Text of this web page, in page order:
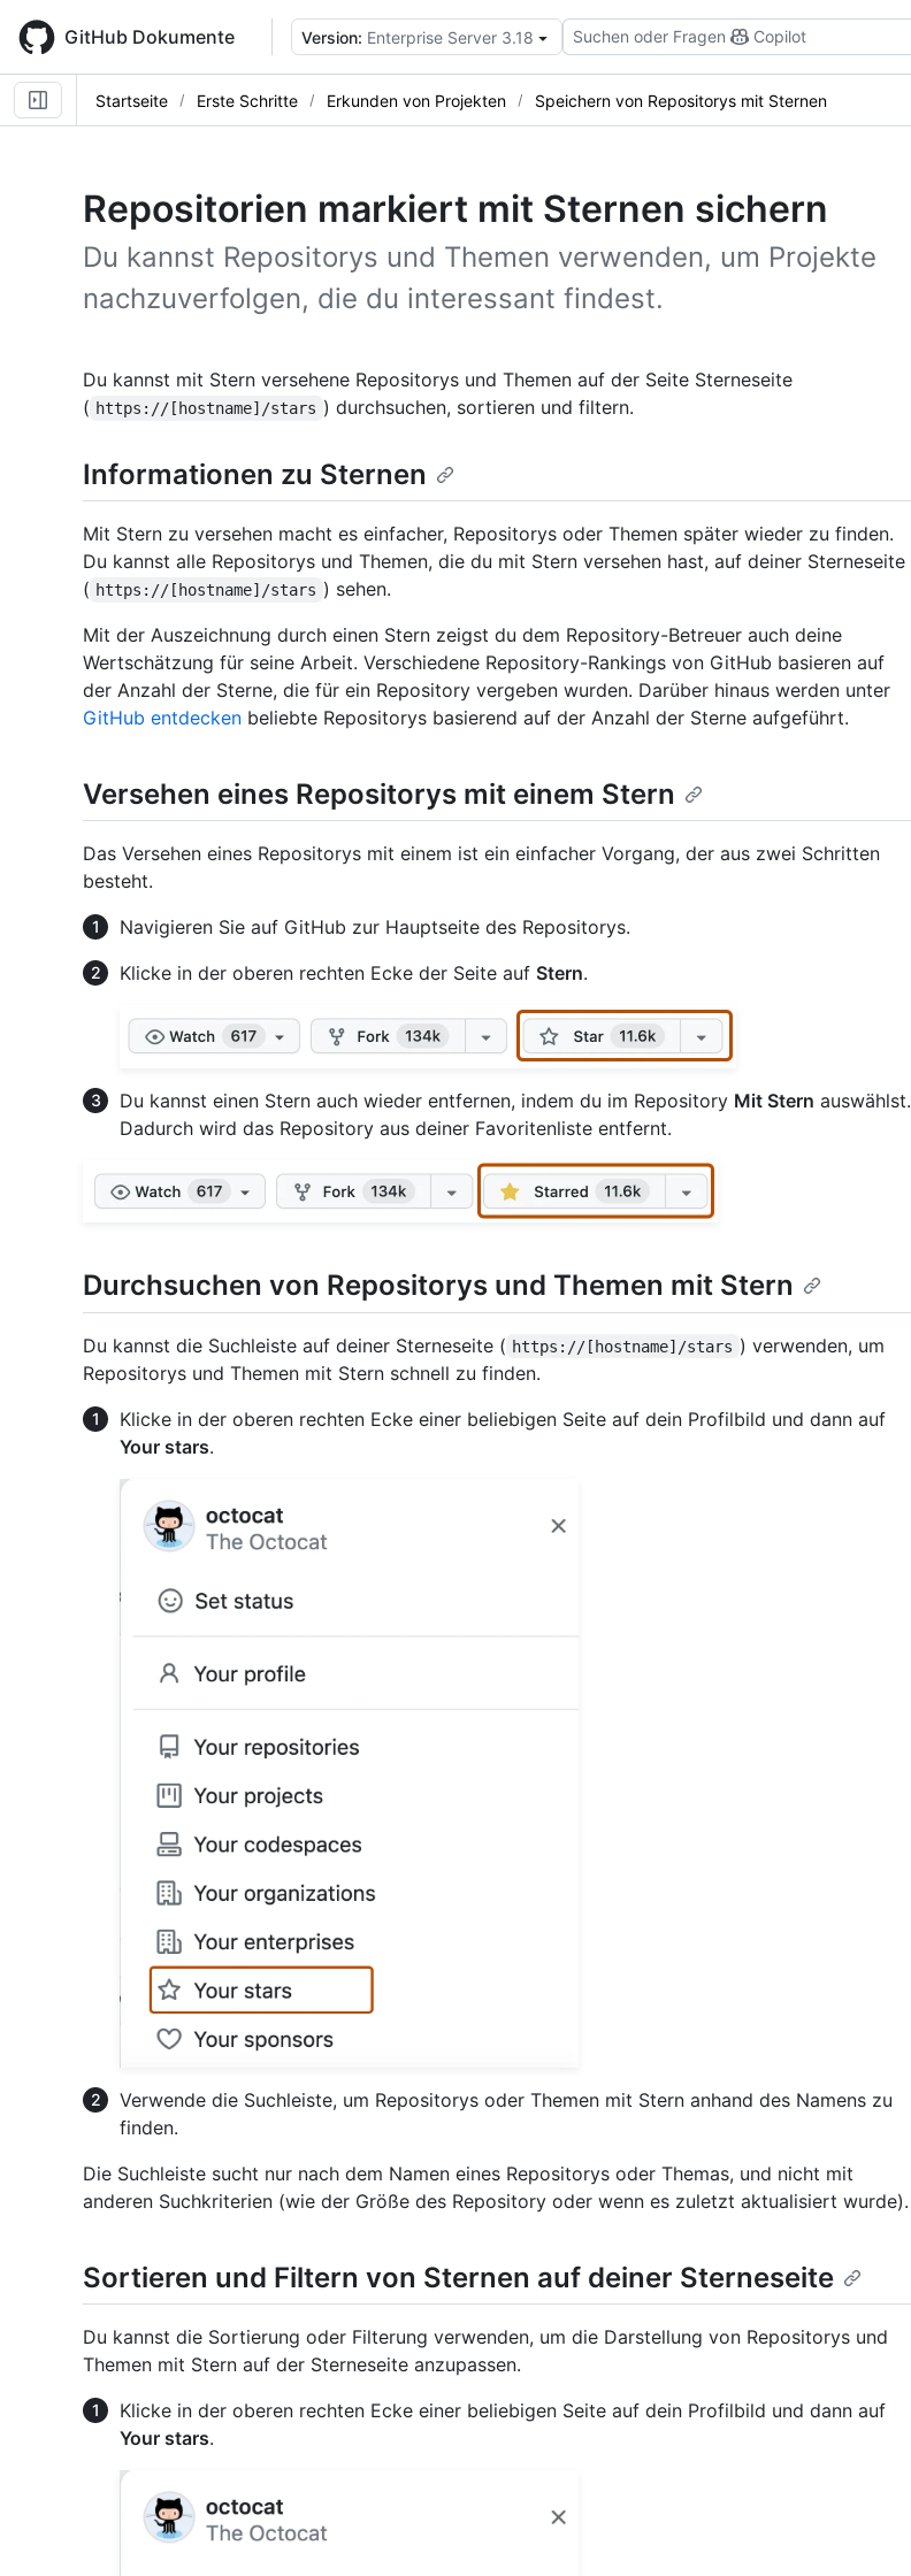
main
content
GitHub Dokumente Version: Enterprise Server 3.18 Suchen oder Fragen Copilot
Startseite Erste Schritte Erkunden von Projekten Speichern von Repositorys mit Sternen
Repositorien markiert mit Sternen sichern
Du kannst Repositorys und Themen verwenden, um Projekte
nachzuverfolgen, die du interessant findest.
Du kannst mit Stern versehene Repositorys und Themen auf der Seite Sterneseite
( https://[hostname]/stars ) durchsuchen, sortieren und filtern.
Informationen zu Sternen
Mit Stern zu versehen macht es einfacher, Repositorys oder Themen später wieder zu finden.
Du kannst alle Repositorys und Themen, die du mit Stern versehen hast, auf deiner Sterneseite
( https://[hostname]/stars ) sehen.
Mit der Auszeichnung durch einen Stern zeigst du dem Repository-Betreuer auch deine
Wertschätzung für seine Arbeit. Verschiedene Repository-Rankings von GitHub basieren auf
der Anzahl der Sterne, die für ein Repository vergeben wurden. Darüber hinaus werden unter
GitHub entdecken beliebte Repositorys basierend auf der Anzahl der Sterne aufgeführt.
Versehen eines Repositorys mit einem Stern
Das Versehen eines Repositorys mit einem ist ein einfacher Vorgang, der aus zwei Schritten
besteht.
Navigieren Sie auf GitHub zur Hauptseite des Repositorys.
Klicke in der oberen rechten Ecke der Seite auf Stern.
Du kannst einen Stern auch wieder entfernen, indem du im Repository Mit Stern auswählst.
Dadurch wird das Repository aus deiner Favoritenliste entfernt.
Durchsuchen von Repositorys und Themen mit Stern
Du kannst die Suchleiste auf deiner Sterneseite ( https://[hostname]/stars ) verwenden, um
Repositorys und Themen mit Stern schnell zu finden.
Klicke in der oberen rechten Ecke einer beliebigen Seite auf dein Profilbild und dann auf
Your stars.
Verwende die Suchleiste, um Repositorys oder Themen mit Stern anhand des Namens zu
finden.
Die Suchleiste sucht nur nach dem Namen eines Repositorys oder Themas, und nicht mit
anderen Suchkriterien (wie der Größe des Repository oder wenn es zuletzt aktualisiert wurde).
Sortieren und Filtern von Sternen auf deiner Sterneseite
Du kannst die Sortierung oder Filterung verwenden, um die Darstellung von Repositorys und
Themen mit Stern auf der Sterneseite anzupassen.
Klicke in der oberen rechten Ecke einer beliebigen Seite auf dein Profilbild und dann auf
Your stars.